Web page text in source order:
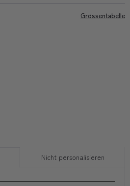
Grössentabelle
Nicht personalisieren